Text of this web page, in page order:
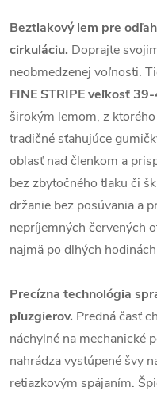
Beztlakový lem pre
cirkuláciu. Doprajte
neobmedzenej voľnosti.
FINE STRIPE veľkosť
širokým lemom, z
tradičné sťahujúce
oblasť nad členkom a
bez zbytočného tlaku či
držanie bez posúvania a
nepríjemných červených
najmä po dlhých
Precízna technológia
pľuzgierov. Predná časť
náchylné na mechanické
nahrádza vystúpené švy
retiazkovým spájaním.